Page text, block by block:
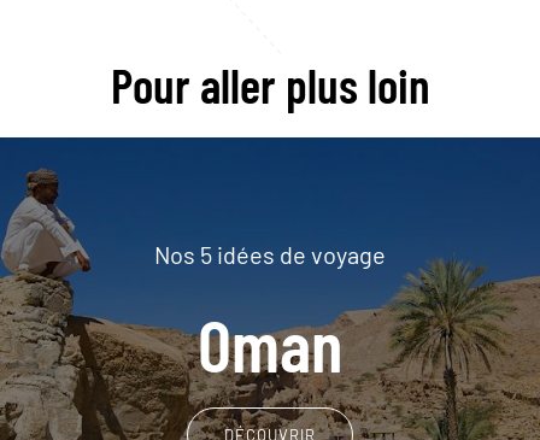
Pour aller plus loin
Nos 5 idées de voyage
Oman
DÉCOUVRIR